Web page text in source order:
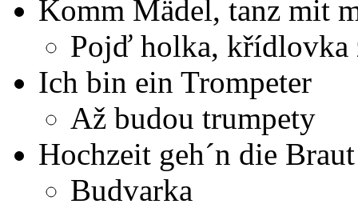
Komm Mädel, tanz mit
Pojď holka, křídlovka
Ich bin ein Trompeter
Až budou trumpety
Hochzeit geh´n die
Budvarka